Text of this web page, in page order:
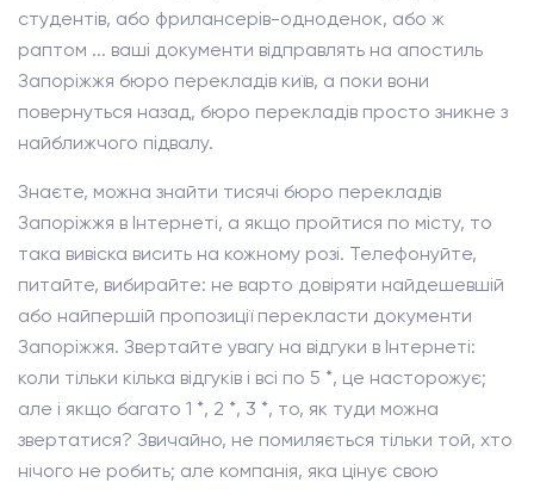
студентів, або фрилансерів-одноденок, або ж
раптом ... ваші документи відправлять на апостиль
Запоріжжя бюро перекладів київ, а поки вони
повернуться назад, бюро перекладів просто зникне з
найближчого підвалу.
Знаєте, можна знайти тисячі бюро перекладів
Запоріжжя в Інтернеті, а якщо пройтися по місту, то
така вивіска висить на кожному розі. Телефонуйте,
питайте, вибирайте: не варто довіряти найдешевшій
або найпершій пропозиції перекласти документи
Запоріжжя. Звертайте увагу на відгуки в Інтернеті:
коли тільки кілька відгуків і всі по 5 *, це насторожує;
але і якщо багато 1 *, 2 *, 3 *, то, як туди можна
звертатися? Звичайно, не помиляється тільки той, хто
нічого не робить; але компанія, яка цінує свою